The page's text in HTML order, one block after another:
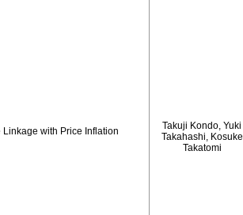
with Price Inflation
Takuji Kondo, Yuki
Takahashi, Kosuke
Takatomi